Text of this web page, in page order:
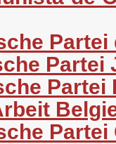
Partei
Partei
Partei